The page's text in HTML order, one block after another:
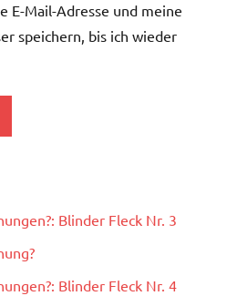
E-Mail-Adresse und meine
speichern, bis ich wieder
Blinder Fleck Nr. 3
Blinder Fleck Nr. 4